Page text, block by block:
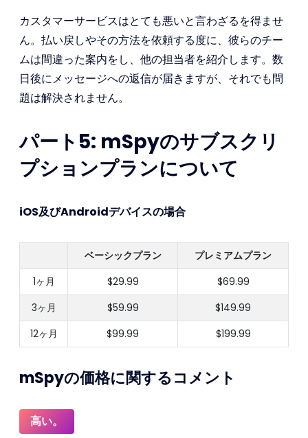
カスタマーサービスはとても悪いと言わざるを得ませ
ん。払い戻しやその方法を依頼する度に、彼らのチー
ムは間違った案内をし、他の担当者を紹介します。数
日後にメッセージへの返信が届きますが、それでも問
題は解決されません。
パート5: mSpyのサブスクリ
プションプランについて
iOS及びAndroidデバイスの場合
ベーシックプラン
プレミアムプラン
1ヶ月
$29.99
$69.99
3ヶ月
$59.99
$149.99
12ヶ月
$99.99 $199.99
mSpyの価格に関するコメント
高い。